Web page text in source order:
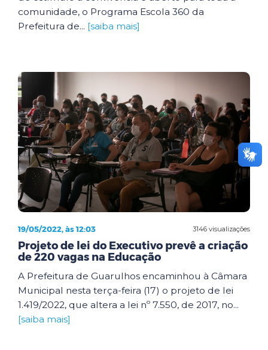
comunidade, o Programa Escola 360 da
Prefeitura de... [saiba mais]
3146 visualizações
19/05/2022, às 12:03
Projeto de lei do Executivo prevê a criação
de 220 vagas na Educação
A Prefeitura de Guarulhos encaminhou à Câmara
Municipal nesta terça-feira (17) o projeto de lei
1.419/2022, que altera a lei nº 7.550, de 2017, no...
[saiba mais]